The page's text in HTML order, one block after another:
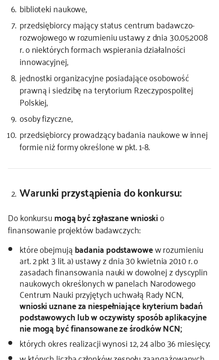
biblioteki naukowe,
przedsiębiorcy mający status centrum badawczo-
rozwojowego w rozumieniu ustawy z dnia 30.05.2008
r. o niektórych formach wspierania działalności
innowacyjnej,
jednostki organizacyjne posiadające osobowość
prawną i siedzibę na terytorium Rzeczypospolitej
Polskiej,
osoby fizyczne,
przedsiębiorcy prowadzący badania naukowe w innej
formie niż formy określone w pkt. 1-8.
Warunki przystąpienia do konkursu:
Do konkursumogą być zgłaszane wnioskio
finansowanie projektów badawczych:
które obejmująbadania podstawowew rozumieniu
art. 2 pkt 3 lit. a) ustawy z dnia 30 kwietnia 2010 r. o
zasadach finansowania nauki w dowolnej z dyscyplin
naukowych określonych w panelach Narodowego
Centrum Nauki przyjętych uchwałą Rady NCN,
wnioski uznane za niespełniające kryterium badań
podstawowych lub w oczywisty sposób aplikacyjne
nie mogą być finansowane ze środków NCN;
których okres realizacji wynosi 12, 24 albo 36 miesięcy;